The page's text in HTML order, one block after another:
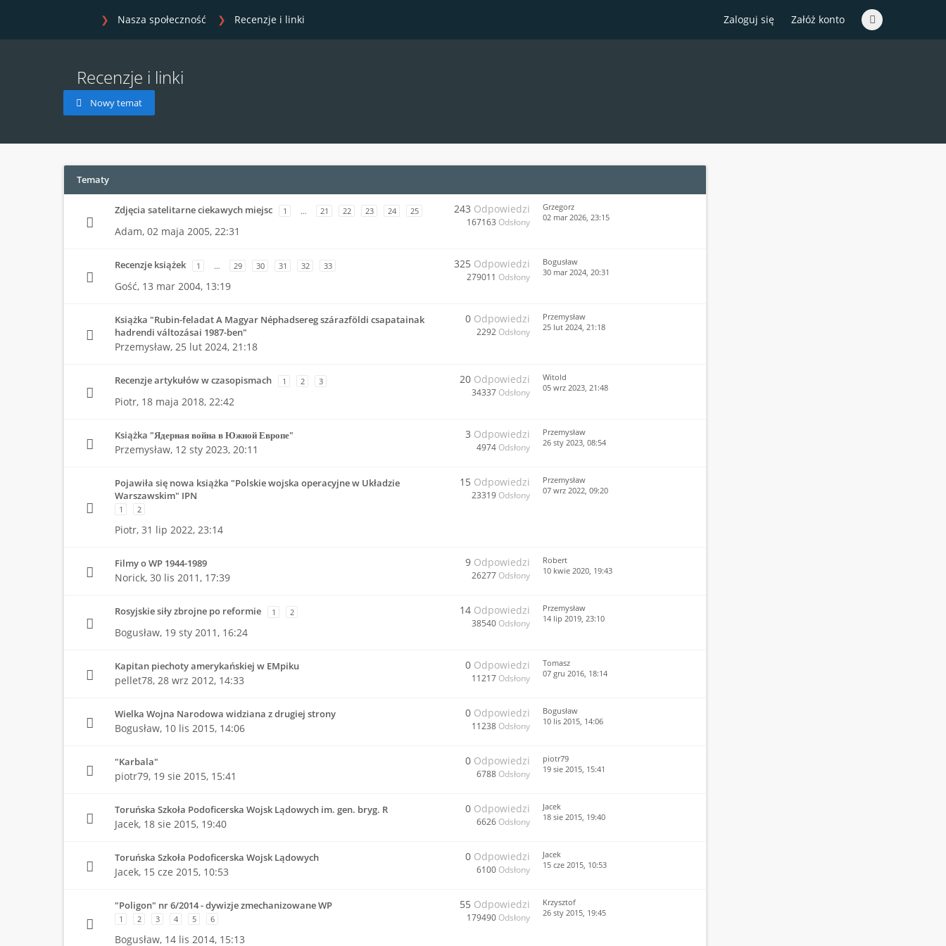
Zaloguj się Załóż konto
Nasza społeczność Recenzje i linki
Recenzje i linki
Nowy temat
Tematy
Zdjęcia satelitarne ciekawych miejsc 1 … 21 22 23 24 25
Adam, 02 maja 2005, 22:31
243 Odpowiedzi
167163 Odsłony
Grzegorz
02 mar 2026, 23:15
Recenzje książek 1 … 29 30 31 32 33
Gość, 13 mar 2004, 13:19
325 Odpowiedzi
279011 Odsłony
Bogusław
30 mar 2024, 20:31
Książka "Rubin-feladat A Magyar Néphadsereg szárazföldi csapatainak
hadrendi változásai 1987-ben"
Przemysław, 25 lut 2024, 21:18
0 Odpowiedzi
2292 Odsłony
Przemysław
25 lut 2024, 21:18
Recenzje artykułów w czasopismach 1 2 3
Piotr, 18 maja 2018, 22:42
20 Odpowiedzi
34337 Odsłony
Witold
05 wrz 2023, 21:48
Książka "Ядерная война в Южной Европе"
Przemysław, 12 sty 2023, 20:11
3 Odpowiedzi
4974 Odsłony
Przemysław
26 sty 2023, 08:54
Pojawiła się nowa książka "Polskie wojska operacyjne w Układzie
Warszawskim" IPN
1 2
Piotr, 31 lip 2022, 23:14
15 Odpowiedzi
23319 Odsłony
Przemysław
07 wrz 2022, 09:20
Filmy o WP 1944-1989
Norick, 30 lis 2011, 17:39
9 Odpowiedzi
26277 Odsłony
Robert
10 kwie 2020, 19:43
Rosyjskie siły zbrojne po reformie 1 2
Bogusław, 19 sty 2011, 16:24
14 Odpowiedzi
38540 Odsłony
Przemysław
14 lip 2019, 23:10
Kapitan piechoty amerykańskiej w EMpiku
pellet78, 28 wrz 2012, 14:33
0 Odpowiedzi
11217 Odsłony
Tomasz
07 gru 2016, 18:14
Wielka Wojna Narodowa widziana z drugiej strony
Bogusław, 10 lis 2015, 14:06
0 Odpowiedzi
11238 Odsłony
Bogusław
10 lis 2015, 14:06
"Karbala"
piotr79, 19 sie 2015, 15:41
0 Odpowiedzi
6788 Odsłony
piotr79
19 sie 2015, 15:41
Toruńska Szkoła Podoficerska Wojsk Lądowych im. gen. bryg. R
Jacek, 18 sie 2015, 19:40
0 Odpowiedzi
6626 Odsłony
Jacek
18 sie 2015, 19:40
Toruńska Szkoła Podoficerska Wojsk Lądowych
Jacek, 15 cze 2015, 10:53
0 Odpowiedzi
6100 Odsłony
Jacek
15 cze 2015, 10:53
"Poligon" nr 6/2014 - dywizje zmechanizowane WP
1 2 3 4 5 6
Bogusław, 14 lis 2014, 15:13
55 Odpowiedzi
179490 Odsłony
Krzysztof
26 sty 2015, 19:45